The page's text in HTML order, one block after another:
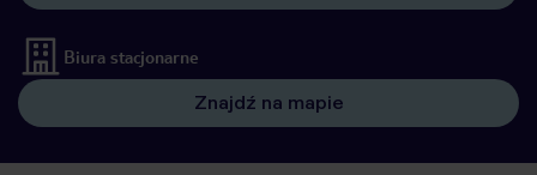
Biura stacjonarne
Znajdź na mapie